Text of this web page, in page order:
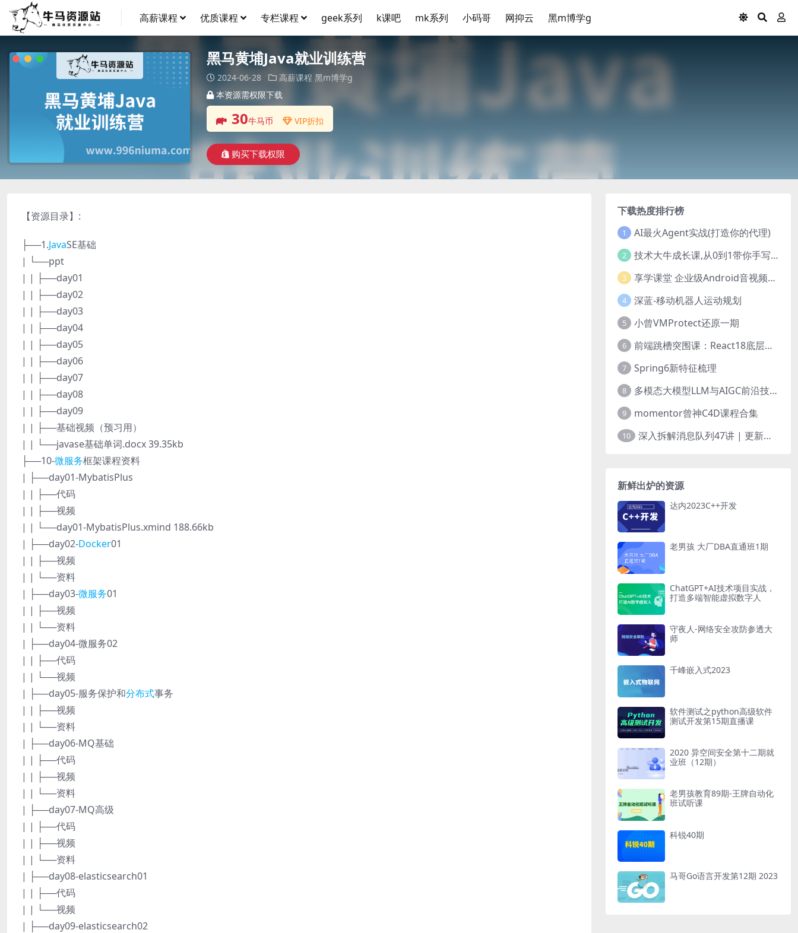
高薪课程 优质课程 专栏课程 geek系列 k课吧 mk系列 小码哥 网抑云 黑m博学g
黑马黄埔Java就业训练营
2024-06-28 高薪课程 黑m博学g
本资源需权限下载
30牛马币 VIP折扣
购买下载权限
【资源目录】:
├──1.JavaSE基础
| └──ppt
| | ├──day01
| | ├──day02
| | ├──day03
| | ├──day04
| | ├──day05
| | ├──day06
| | ├──day07
| | ├──day08
| | ├──day09
| | ├──基础视频（预习用）
| | └──javase基础单词.docx 39.35kb
├──10-微服务框架课程资料
| ├──day01-MybatisPlus
| | ├──代码
| | ├──视频
| | └──day01-MybatisPlus.xmind 188.66kb
| ├──day02-Docker01
| | ├──视频
| | └──资料
| ├──day03-微服务01
| | ├──视频
| | └──资料
| ├──day04-微服务02
| | ├──代码
| | └──视频
| ├──day05-服务保护和分布式事务
| | ├──视频
| | └──资料
| ├──day06-MQ基础
| | ├──代码
| | ├──视频
| | └──资料
| ├──day07-MQ高级
| | ├──代码
| | ├──视频
| | └──资料
| ├──day08-elasticsearch01
| | ├──代码
| | └──视频
| ├──day09-elasticsearch02
下载热度排行榜
1 AI最火Agent实战(打造你的代理)
2 技术大牛成长课,从0到1带你手写一个数据库系统
3 享学课堂 企业级Android音视频开发学习路线+项目实战（附源码）
4 深蓝-移动机器人运动规划
5 小曾VMProtect还原一期
6 前端跳槽突围课：React18底层源码深入剖析
7 Spring6新特征梳理
8 多模态大模型LLM与AIGC前沿技术实战
9 momentor曾神C4D课程合集
10 深入拆解消息队列47讲 | 更新完结
新鲜出炉的资源
达内2023C++开发
老男孩 大厂DBA直通班1期
ChatGPT+AI技术项目实战，
打造多端智能虚拟数字人
守夜人-网络安全攻防参透大
师
千峰嵌入式2023
软件测试之python高级软件
测试开发第15期直播课
2020 异空间安全第十二期就
业班（12期）
老男孩教育89期-王牌自动化
班试听课
科锐40期
马哥Go语言开发第12期 2023